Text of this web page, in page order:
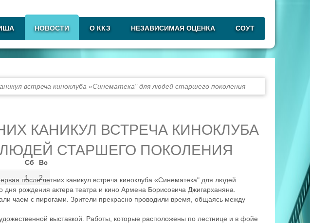
НОВОСТИ О ККЗ НЕЗАВИСИМАЯ ОЦЕНКА СОУТ
Сб
Вс
1
2
встреча киноклуба «Синематека" для людей старшего поколения
КАНИКУЛ ВСТРЕЧА КИНОКЛУБА
СТАРШЕГО ПОКОЛЕНИЯ
после летних каникул встреча киноклуба «Синематека" для людей
рождения актера театра и кино Армена Борисовича Джигарханяна.
чаем с пирогами. Зрители прекрасно проводили время, общаясь между
выставкой. Работы, которые расположены по лестнице и в фойе